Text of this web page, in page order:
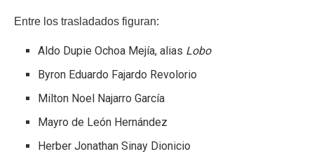
Entre los trasladados figuran:
Aldo Dupie Ochoa Mejía, alias Lobo
Byron Eduardo Fajardo Revolorio
Milton Noel Najarro García
Mayro de León Hernández
Herber Jonathan Sinay Dionicio